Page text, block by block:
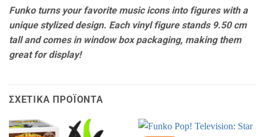
Funko turns your favorite music icons into figures with a
unique stylized design. Each vinyl figure stands 9.50 cm
tall and comes in window box packaging, making them
great for display!
ΣΧΕΤΙΚΆ ΠΡΟΪΌΝΤΑ